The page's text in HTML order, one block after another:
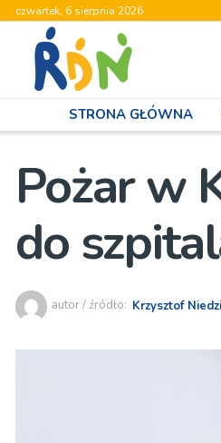
czwartek, 6 sierpnia 2026
STRONA GŁÓWNA
Pożar w
do
autor / źródło: Krzysztof